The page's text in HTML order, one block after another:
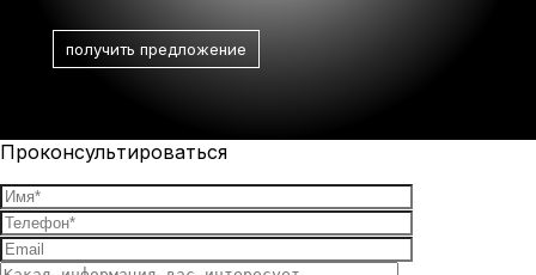
Проконсультироваться